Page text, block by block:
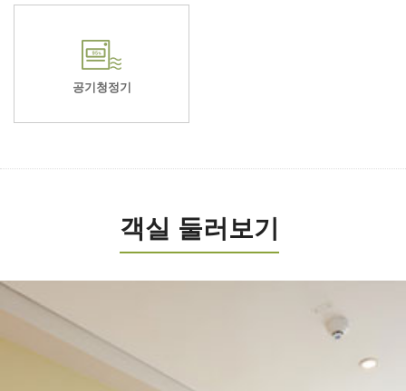
공기청정기
객실 둘러보기